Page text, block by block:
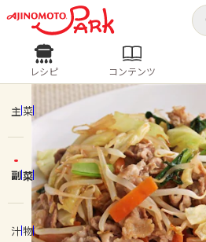
ログインするとレシピを
ログイン
ホーム
コンテンツ
レシピ
人気の食材・レシピ
きゅうり なす トマト
ピーマン
みょうが ゴ
レシピ コンテンツ
主菜
副菜
汁物